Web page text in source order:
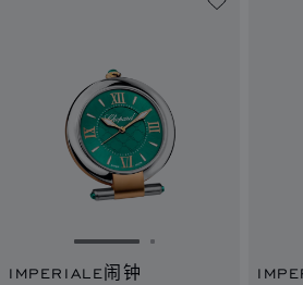
转到幻灯片 1转到幻灯片 2
IMPERIALE闹钟